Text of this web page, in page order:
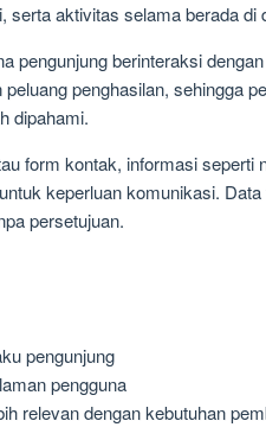
serta aktivitas selama berada di
pengunjung berinteraksi
penghasilan, sehingga
dipahami.
form kontak, informasi seperti
keperluan komunikasi.
persetujuan.
pengunjung
pengguna
relevan dengan kebutuhan